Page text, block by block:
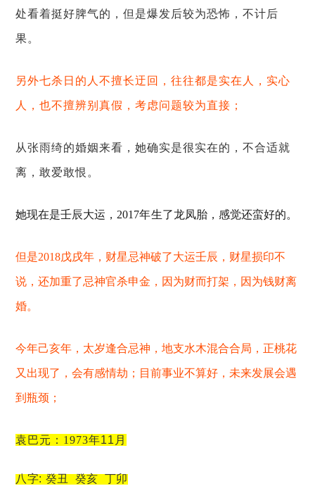
处看着挺好脾气的，但是爆发后较为恐怖，不计后
果。
另外七杀日的人不擅长迂回，往往都是实在人，实心
人，也不擅辨别真假，考虑问题较为直接；
从张雨绮的婚姻来看，她确实是很实在的，不合适就
离，敢爱敢恨。
她现在是壬辰大运， 2017年生了龙凤胎 ，感觉还蛮好的。
但是2018戊戌年，财星忌神破了大运壬辰，财星损印不
说，还加重了忌神官杀申金，因为财而打架，因为钱财离
婚。
今年己亥年，太岁逢合忌神，地支水木混合合局，正桃花
又出现了 ，会有感情劫； 目前事业不算好，未来发展会遇
到瓶颈 ；
袁巴元：1973年11 月
八字: 癸丑 癸亥 丁卯